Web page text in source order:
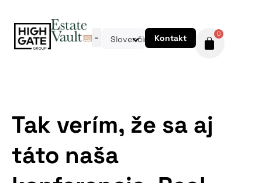
Slovenčina Kontakt 0
Tak verím, že sa aj
táto naša